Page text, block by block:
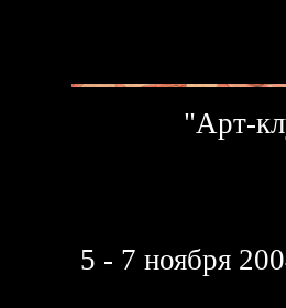
"Арт-
5 - 7 ноября